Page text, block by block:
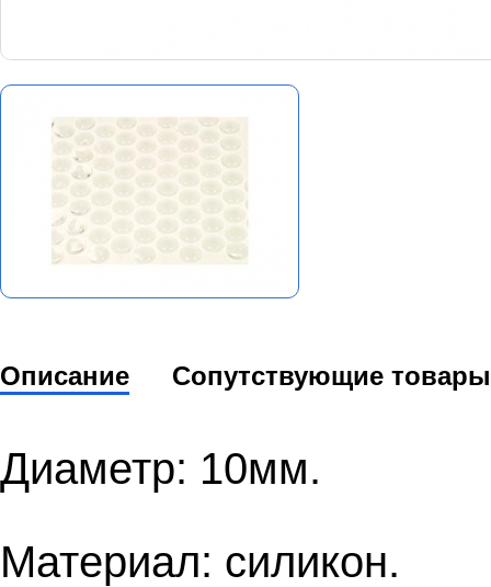
Описание Сопутствующие товары
Диаметр: 10мм.
Материал: силикон.